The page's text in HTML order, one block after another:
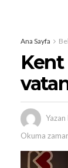
Ana Sayfa
Kent
Yazan
Okuma